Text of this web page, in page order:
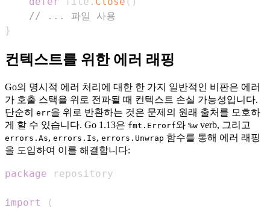
// ... 파일 사용
}
컨텍스트를 위한 에러 래핑
Go의 명시적 에러 처리에 대한 한 가지 일반적인 비판은 에러
가 호출 스택을 위로 전파될 때 컨텍스트 손실 가능성입니다.
단순히 err을 위로 반환하는 것은 문제의 원래 출처를 모호하
게 할 수 있습니다. Go 1.13은 fmt.Errorf와 %w verb, 그리고
errors.As, errors.Is, errors.Unwrap 함수를 통해 에러 래핑
을 도입하여 이를 해결합니다:
package
import
(